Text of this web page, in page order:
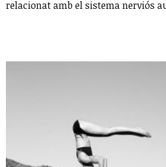
relacionat amb el sistema nerviós